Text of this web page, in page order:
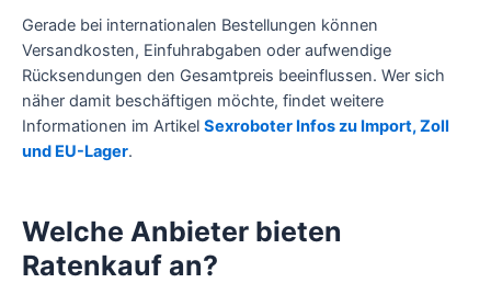
Gerade bei internationalen Bestellungen können
Versandkosten, Einfuhrabgaben oder aufwendige
Rücksendungen den Gesamtpreis beeinflussen. Wer sich
näher damit beschäftigen möchte, findet weitere
Informationen im Artikel Sexroboter Infos zu Import, Zoll
und EU-Lager.
Welche Anbieter bieten
Ratenkauf an?